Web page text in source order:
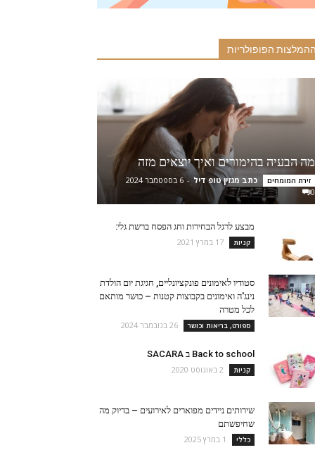
ההמלצות הפופולריות
מה הבעיה בהימורים ואיך יוצאים מזה
זירת המומחים כתב מגזין טופ דיל - 6 בספטמבר 2024
0
מבצע לרגל הבחירות וחג הפסח ברשת גלי:
קניות 17 במרץ 2021
סטודיו לאימונים פונקציונליים, חגיגת יום הולדת
נינג'ה ואימונים בקבוצות קטנות – כושר מותאם
לכל מטרה
ספורט, בריאות וכושר 26 בנובמבר 2024
Back to school ב SACARA
קניות 2 באוגוסט 2020
שירותים ניידים מפוארים לאירועים – בדיוק מה
שחיפשתם
כללי 1 במרץ 2025